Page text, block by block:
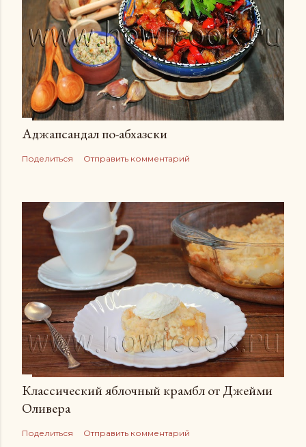
Аджапсандал по-абхазски
Поделиться Отправить комментарий
Классический яблочный крамбл от Джейми
Оливера
Поделиться Отправить комментарий